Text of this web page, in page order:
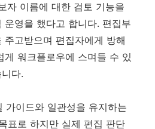
자 이름에 대한 검토 기능을
운영을 했다고 합니다. 편집부
주고받으며 편집자에게 방해
게 워크플로우에 스며들 수 있
다.
이드와 일관성을 유지하는
표로 하지만 실제 편집 판단